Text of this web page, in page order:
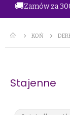
🚚Zamów za
KOŃ
Stajenne